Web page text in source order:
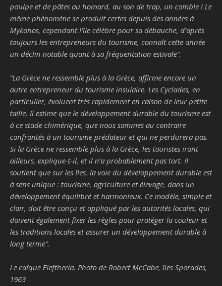
poulpe et de pâtes au homard, au son de trap, un comble ! Le
même phénomène se produit certes depuis des années à
Mykonos, cependant l’île célèbre pour sa débauche, d’après
toujours les entrepreneurs du tourisme, connaît cette année
un déclin notable quant à sa fréquentation estivale”.
“La Grèce ne ressemble plus à la Grèce, affirme encore un
autre entrepreneur du tourisme insulaire. Les Cyclades, en
particulier, évoluent très rapidement en raison de leur petite
taille. Il estime que le développement durable du tourisme est
à ce stade chimérique, que nous sommes au contraire
confrontés à un tourisme prédateur et qui ne perdurera pas.
Si la Grèce ne ressemble plus à la Grèce, les touristes iront
ailleurs, explique-t-il, et il n’a probablement pas tort. Il
soutient que sur les îles, la voie du développement durable est
à sens unique : tourisme, agriculture et élevage, dans un
développement équilibré et harmonieux. Ce modèle, simple et
clair, doit être conçu et appliqué par les autorités locales, qui
doivent également fixer les règles pour protéger la couleur et
les traditions locales et assurer un développement durable à
long terme”.
Le caïque Elefthería. Photo de Robert McCabe, îles Sporades,
1963